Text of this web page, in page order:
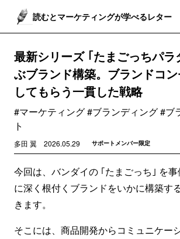
読むとマーケティングが学べるレター
最新シリーズ ｢たまごっちパラ
ぶブランド構築。ブランドコ
してもらう一貫した戦略
#マーケティング #ブランディング #ブ
ト
多田 翼 2026.05.29 サポートメンバー限定
今回は、バンダイの ｢たまごっち｣ を
に深く根付くブランドをいかに構築す
きます。
そこには、商品開発からコミュニケー